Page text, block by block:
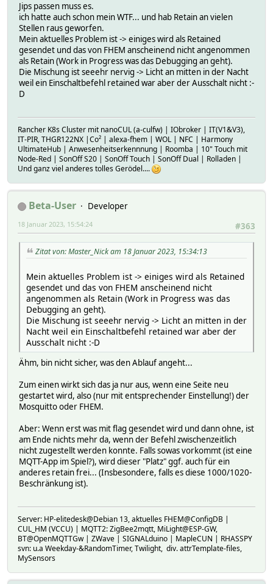
Jips passen muss es.
ich hatte auch schon mein WTF... und hab Retain an vielen
Stellen raus geworfen.
Mein aktuelles Problem ist -> einiges wird als Retained
gesendet und das von FHEM anscheinend nicht angenommen
als Retain (Work in Progress was das Debugging an geht).
Die Mischung ist seeehr nervig -> Licht an mitten in der Nacht
weil ein Einschaltbefehl retained war aber der Ausschalt nicht :-
D
Rancher K8s Cluster mit nanoCUL (a-culfw) | IObroker | IT(V1&V3),
IT-PIR, THGR122NX |Co² | alexa-fhem | WOL | NFC | Harmony
UltimateHub | Anwesenheitserkennnung | Roomba | 10" Touch mit
Node-Red | SonOff S20 | SonOff Touch | SonOff Dual | Rolladen |
Und ganz viel anderes tolles Gerödel....
Beta-User
Developer
#363
18 Januar 2023, 15:54:24
Zitat von: Master_Nick am 18 Januar 2023, 15:34:13
Mein aktuelles Problem ist -> einiges wird als Retained
gesendet und das von FHEM anscheinend nicht
angenommen als Retain (Work in Progress was das
Debugging an geht).
Die Mischung ist seeehr nervig -> Licht an mitten in der
Nacht weil ein Einschaltbefehl retained war aber der
Ausschalt nicht :-D
Ähm, bin nicht sicher, was den Ablauf angeht...
Zum einen wirkt sich das ja nur aus, wenn eine Seite neu
gestartet wird, also (nur mit entsprechender Einstellung!) der
Mosquitto oder FHEM.
Aber: Wenn erst was mit flag gesendet wird und dann ohne, ist
am Ende nichts mehr da, wenn der Befehl zwischenzeitlich
nicht zugestellt werden konnte. Falls sowas vorkommt (ist eine
MQTT-App im Spiel?), wird dieser "Platz" ggf. auch für ein
anderes retain frei... (Insbesondere, falls es diese 1000/1020-
Beschränkung ist).
Server: HP-elitedesk@Debian 13, aktuelles FHEM@ConfigDB |
CUL_HM (VCCU) | MQTT2: ZigBee2mqtt, MiLight@ESP-GW,
BT@OpenMQTTGw | ZWave | SIGNALduino | MapleCUN | RHASSPY
svn: u.a Weekday-&RandomTimer, Twilight, div. attrTemplate-files,
MySensors